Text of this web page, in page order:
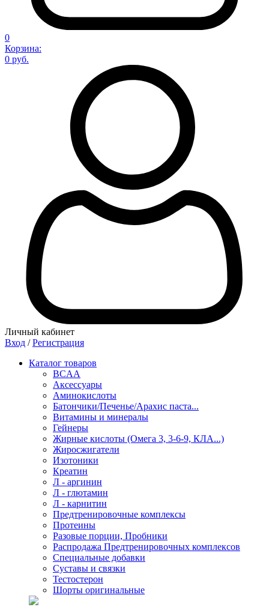
0
Корзина:
0 руб.
Личный кабинет
Вход / Регистрация
Каталог товаров
BCAA
Аксессуары
Аминокислоты
Батончики/Печенье/Арахис паста...
Витамины и минералы
Гейнеры
Жирные кислоты (Омега 3, 3-6-9, КЛА...)
Жиросжигатели
Изотоники
Креатин
Л - аргинин
Л - глютамин
Л - карнитин
Предтренировочные комплексы
Протеины
Разовые порции, Пробники
Распродажа Предтренировочных комплексов
Специальные добавки
Суставы и связки
Тестостерон
Шорты оригинальные